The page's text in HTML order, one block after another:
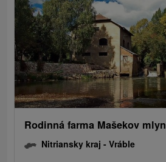
Rodinná farma Mašekov mlyn
Nitriansky kraj -Vráble